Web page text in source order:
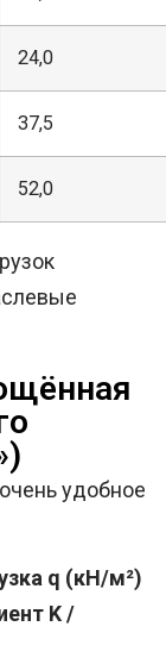
24,0
37,5
52,0
удобное
q (кН/м²)
K /